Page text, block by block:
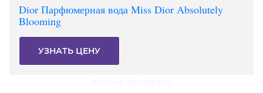
Dior Парфюмерная вода Miss Dior Absolutely
Blooming
УЗНАТЬ ЦЕНУ